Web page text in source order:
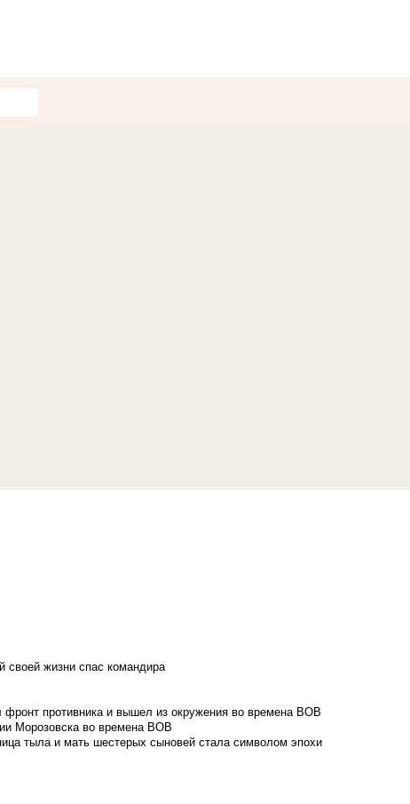
своей жизни спас командира
фронт противника и вышел из окружения во времена ВОВ
Морозовска во времена ВОВ
тыла и мать шестерых сыновей стала символом эпохи